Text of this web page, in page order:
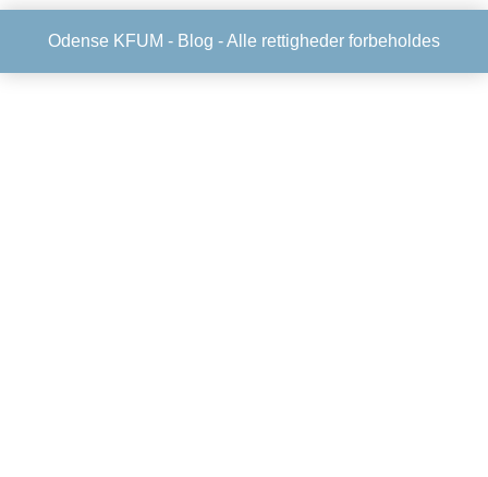
Odense KFUM - Blog - Alle rettigheder forbeholdes